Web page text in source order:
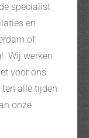
specialist
en
of
Wij werken
voor ons
alle tijden
onze